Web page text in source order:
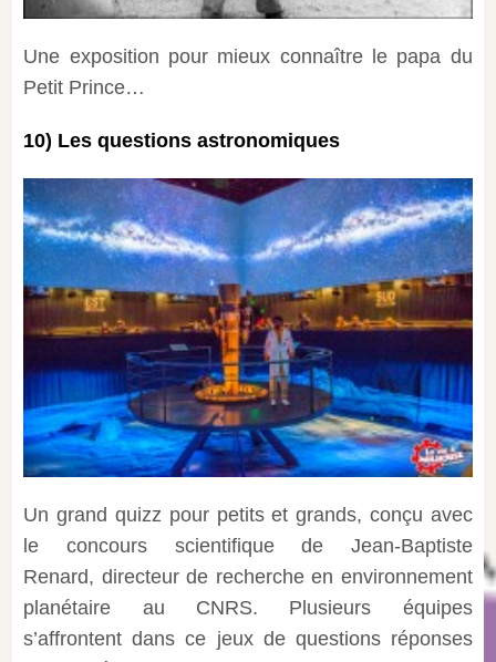
Une exposition pour mieux connaître le papa du
Petit Prince…
10) Les questions astronomiques
Un grand quizz pour petits et grands, conçu avec
le concours scientifique de Jean-Baptiste
Renard, directeur de recherche en environnement
planétaire au CNRS. Plusieurs équipes
s’affrontent dans ce jeux de questions réponses